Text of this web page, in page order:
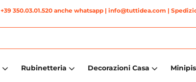
+39 350.03.01.520 anche whatsapp| info@tuttidea.com |
Rubinetteria Decorazioni Casa